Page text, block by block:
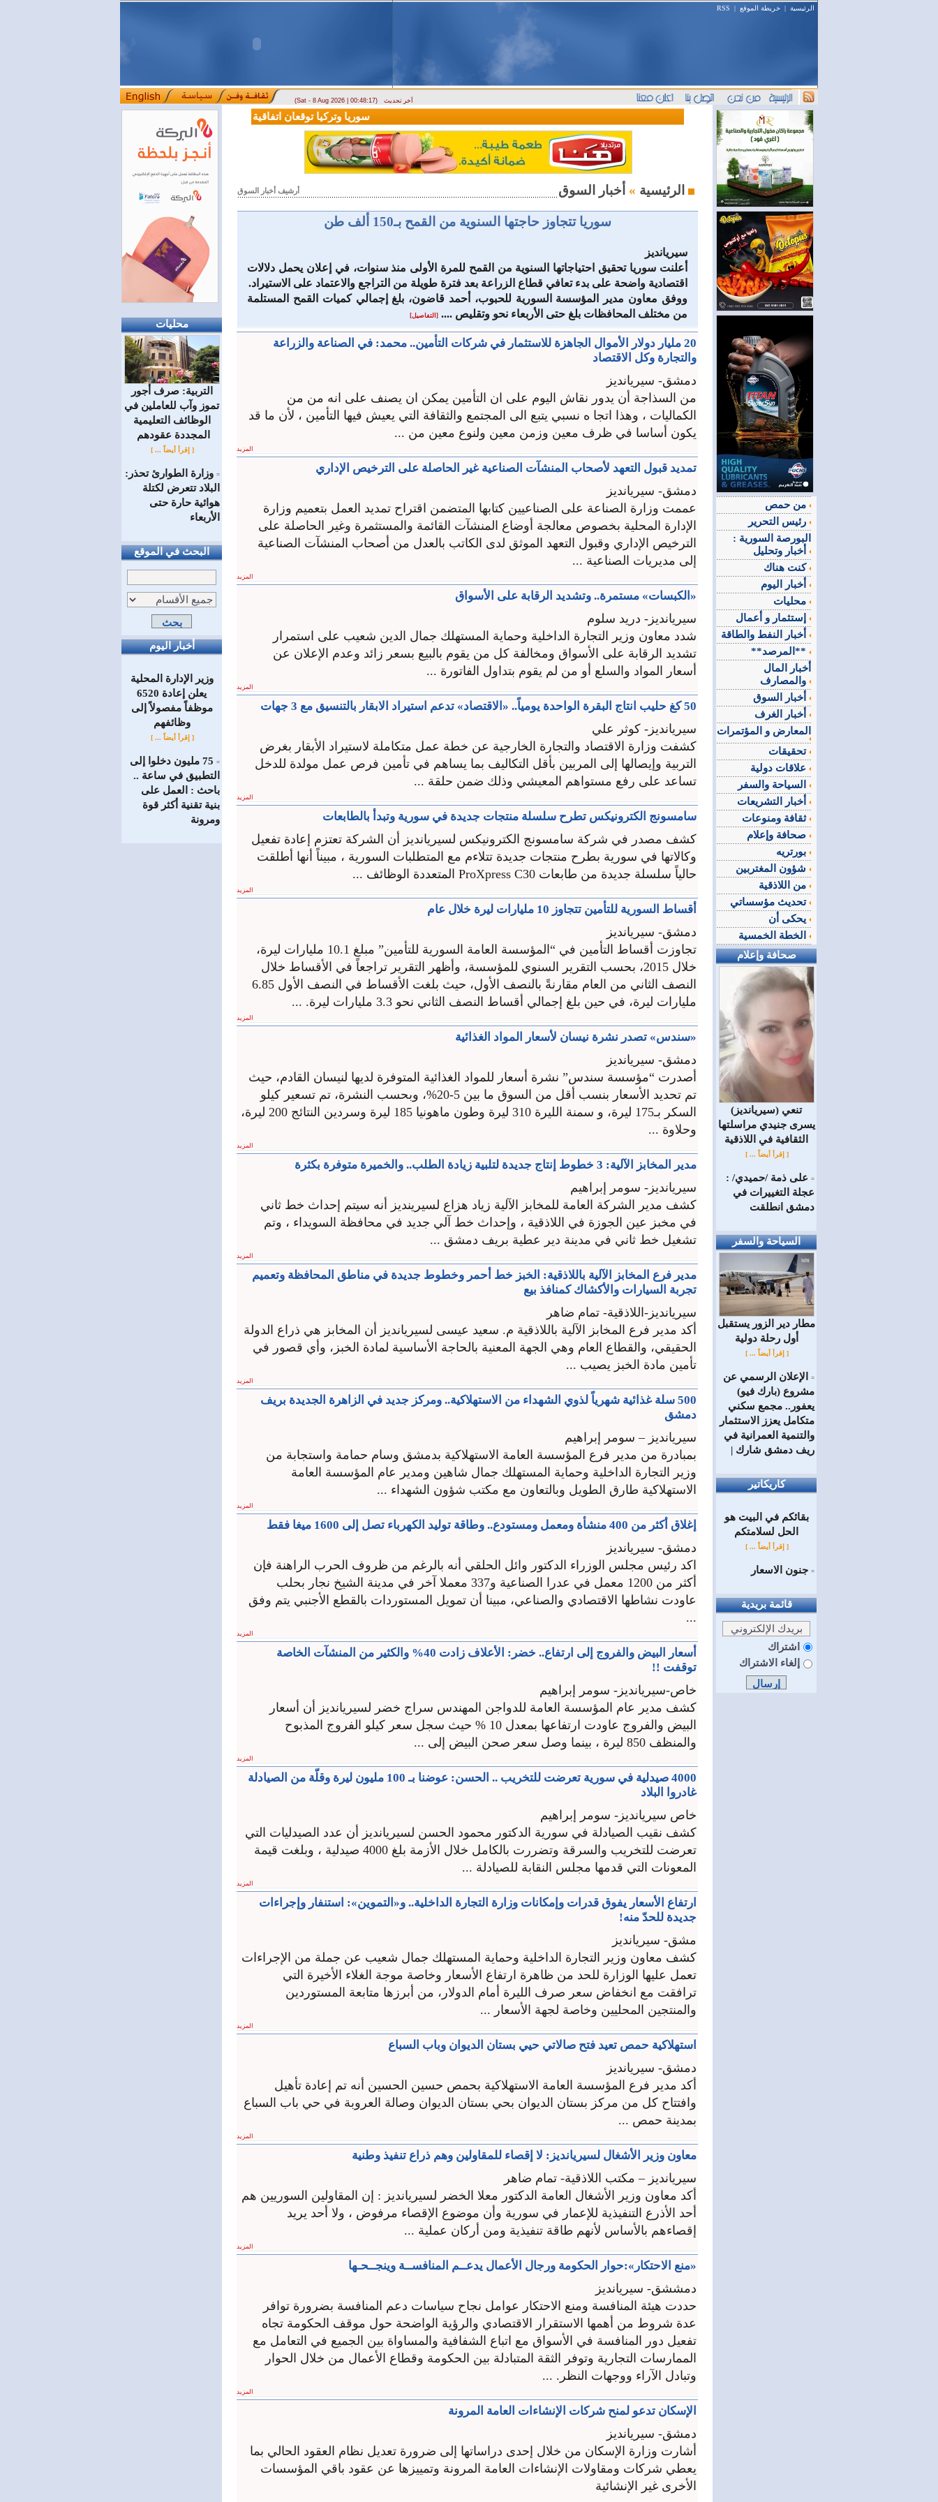
الرئيسية | خريطة الموقع |
RSS
(Sat - 8 Aug 2026 | 00:48:17) آخر تحديث
محليات
التربية: صرف أجور
تموز وآب للعاملين في
الوظائف ‏التعليمية
المجددة عقودهم ‏
[ إقرأ أيضاً ... ]
= وزارة الطوارئ تحذر:
البلاد تتعرض لكتلة
هوائية حارة حتى
الأربعاء
البحث في الموقع
أخبار اليوم
وزير الإدارة المحلية
يعلن إعادة 6520
موظفاً مفصولاً إلى
‏وظائفهم
[ إقرأ أيضاً ... ]
=
75 مليون دخلوا إلى
التطبيق في ساعة ..
باحث : العمل على
بنية تقنية أكثر قوة
ومرونة
سوريا وتركيا توقعان اتفاقية تعاون في مجالي التعليم العالي والبحث العلمي
أرشيف أخبار السوق الرئيسية »
سوريا تتجاوز حاجتها السنوية من القمح بـ150 ألف طن
سيريانديز
أعلنت سوريا تحقيق احتياجاتها السنوية من القمح للمرة الأولى منذ سنوات، في إعلان يحمل دلالات
اقتصادية واضحة على بدء تعافي قطاع الزراعة بعد فترة طويلة من التراجع والاعتماد على الاستيراد.
ووفق معاون مدير المؤسسة السورية للحبوب، أحمد قاضون، بلغ إجمالي كميات القمح المستلمة
من مختلف المحافظات بلغ حتى الأربعاء نحو وتقليص ....[التفاصيل]
20 مليار دولار الأموال الجاهزة للاستثمار في شركات التأمين.. محمد: في الصناعة والزراعة
والتجارة وكل الاقتصاد
دمشق- سيريانديز
من السذاجة أن يدور نقاش اليوم على ان التأمين يمكن ان يصنف على انه من من
الكماليات ، وهذا اتجا ه نسبي يتبع الى المجتمع والثقافة التي يعيش فيها التأمين ، لأن ما قد
يكون أساسا في ظرف معين وزمن معين ولنوع معين من ...
المزيد
تمديد قبول التعهد لأصحاب المنشآت الصناعية غير الحاصلة على الترخيص الإداري
دمشق- سيريانديز
عممت وزارة الصناعة على الصناعيين كتابها المتضمن اقتراح تمديد العمل بتعميم وزارة
الإدارة المحلية بخصوص معالجة أوضاع المنشآت القائمة والمستثمرة وغير الحاصلة على
الترخيص الإداري وقبول التعهد الموثق لدى الكاتب بالعدل من أصحاب المنشآت الصناعية
إلى مديريات الصناعية ...
المزيد
«الكبسات» مستمرة.. وتشديد الرقابة على الأسواق
سيريانديز- دريد سلوم
شدد معاون وزير التجارة الداخلية وحماية المستهلك جمال الدين شعيب على استمرار
تشديد الرقابة على الأسواق ومخالفة كل من يقوم بالبيع بسعر زائد وعدم الإعلان عن
أسعار المواد والسلع أو من لم يقوم بتداول الفاتورة ...
المزيد
50 كغ حليب انتاج البقرة الواحدة يومياً.. «الاقتصاد» تدعم استيراد الابقار بالتنسيق مع 3 جهات
سيريانديز- كوثر علي
كشفت وزارة الاقتصاد والتجارة الخارجية عن خطة عمل متكاملة لاستيراد الأبقار بغرض
التربية وإيصالها إلى المربين بأقل التكاليف بما يساهم في تأمين فرص عمل مولدة للدخل
تساعد على رفع مستواهم المعيشي وذلك ضمن حلقة ...
المزيد
سامسونج الكترونيكس تطرح سلسلة منتجات جديدة في سورية وتبدأ بالطابعات
كشف مصدر في شركة سامسونج الكترونيكس لسيريانديز أن الشركة تعتزم إعادة تفعيل
وكالاتها في سورية بطرح منتجات جديدة تتلاءم مع المتطلبات السورية ، مبيناً أنها أطلقت
حالياً سلسلة جديدة من طابعات ProXpress C30 المتعددة الوظائف ...
المزيد
أقساط السورية للتأمين تتجاوز 10 مليارات ليرة خلال عام
دمشق- سيريانديز
تجاوزت أقساط التأمين في “المؤسسة العامة السورية للتأمين” مبلغ 10.1 مليارات ليرة،
خلال 2015، بحسب التقرير السنوي للمؤسسة، وأظهر التقرير تراجعاً في الأقساط خلال
النصف الثاني من العام مقارنةً بالنصف الأول، حيث بلغت الأقساط في النصف الأول 6.85
مليارات ليرة، في حين بلغ إجمالي أقساط النصف الثاني نحو 3.3 مليارات ليرة. ...
المزيد
«سندس» تصدر نشرة نيسان لأسعار المواد الغذائية
دمشق- سيريانديز
أصدرت “مؤسسة سندس” نشرة أسعار للمواد الغذائية المتوفرة لديها لنيسان القادم، حيث
تم تحديد الأسعار بنسب أقل من السوق ما بين 5-20%، وبحسب النشرة، تم تسعير كيلو
السكر بـ175 ليرة، و سمنة الليرة 310 ليرة وطون ماهونيا 185 ليرة وسردين النتائج 200 ليرة،
وحلاوة ...
المزيد
مدير المخابز الآلية: 3 خطوط إنتاج جديدة لتلبية زيادة الطلب.. والخميرة متوفرة بكثرة
سيريانديز- سومر إبراهيم
كشف مدير الشركة العامة للمخابز الآلية زياد هزاع لسيرينديز أنه سيتم إحداث خط ثاني
في مخبز عين الجوزة في اللاذقية ، وإحداث خط آلي جديد في محافظة السويداء ، وتم
تشغيل خط ثاني في مدينة دير عطية بريف دمشق ...
المزيد
مدير فرع المخابز الآلية باللاذقية: الخبز خط أحمر وخطوط جديدة في مناطق المحافظة وتعميم
تجربة السيارات والأكشاك كمنافذ بيع
سيريانديز-اللاذقية- تمام ضاهر
أكد مدير فرع المخابز الآلية باللاذقية م. سعيد عيسى لسيريانديز أن المخابز هي ذراع الدولة
الحقيقي، والقطاع العام وهي الجهة المعنية بالحاجة الأساسية لمادة الخبز، وأي قصور في
تأمين مادة الخبز يصيب ...
المزيد
500 سلة غذائية شهرياً لذوي الشهداء من الاستهلاكية.. ومركز جديد في الزاهرة الجديدة بريف
دمشق
سيريانديز – سومر إبراهيم
بمبادرة من مدير فرع المؤسسة العامة الاستهلاكية بدمشق وسام حمامة واستجابة من
وزير التجارة الداخلية وحماية المستهلك جمال شاهين ومدير عام المؤسسة العامة
الاستهلاكية طارق الطويل وبالتعاون مع مكتب شؤون الشهداء ...
المزيد
إغلاق أكثر من 400 منشأة ومعمل ومستودع.. وطاقة توليد الكهرباء تصل إلى 1600 ميغا فقط
دمشق- سيريانديز
اكد رئيس مجلس الوزراء الدكتور وائل الحلقي أنه بالرغم من ظروف الحرب الراهنة فإن
أكثر من 1200 معمل في عدرا الصناعية و337 معملا آخر في مدينة الشيخ نجار بحلب
عاودت نشاطها الاقتصادي والصناعي، مبينا أن تمويل المستوردات بالقطع الأجنبي يتم وفق
...
المزيد
أسعار البيض والفروج إلى ارتفاع.. خضر: الأعلاف زادت 40% والكثير من المنشآت الخاصة
توقفت !!
خاص-سيريانديز- سومر إبراهيم
كشف مدير عام المؤسسة العامة للدواجن المهندس سراج خضر لسيريانديز أن أسعار
البيض والفروج عاودت ارتفاعها بمعدل 10 % حيث سجل سعر كيلو الفروج المذبوح
والمنظف 850 ليرة ، بينما وصل سعر صحن البيض إلى ...
المزيد
4000 صيدلية في سورية تعرضت للتخريب .. الحسن: عوضنا بـ 100 مليون ليرة وقلّة من الصيادلة
غادروا البلاد
خاص سيريانديز- سومر إبراهيم
كشف نقيب الصيادلة في سورية الدكتور محمود الحسن لسيريانديز أن عدد الصيدليات التي
تعرضت للتخريب والسرقة وتضررت بالكامل خلال الأزمة بلغ 4000 صيدلية ، وبلغت قيمة
المعونات التي قدمها مجلس النقابة للصيادلة ...
المزيد
ارتفاع الأسعار يفوق قدرات وإمكانات وزارة التجارة الداخلية.. و«التموين»: استنفار وإجراءات
جديدة للحدّ منه!
مشق- سيريانديز
كشف معاون وزير التجارة الداخلية وحماية المستهلك جمال شعيب عن جملة من الإجراءات
تعمل عليها الوزارة للحد من ظاهرة ارتفاع الأسعار وخاصة موجة الغلاء الأخيرة التي
ترافقت مع انخفاض سعر صرف الليرة أمام الدولار، من أبرزها متابعة المستوردين
والمنتجين المحليين وخاصة لجهة الأسعار ...
المزيد
استهلاكية حمص تعيد فتح صالاتي حيي بستان الديوان وباب السباع
دمشق- سيريانديز
أكد مدير فرع المؤسسة العامة الاستهلاكية بحمص حسين الحسين أنه تم إعادة تأهيل
وافتتاح كل من مركز بستان الديوان بحي بستان الديوان وصالة العروبة في حي باب السباع
بمدينة حمص ...
المزيد
معاون وزير الأشغال لسيريانديز: لا إقصاء للمقاولين وهم ذراع تنفيذ وطنية
سيريانديز – مكتب اللاذقية- تمام ضاهر
أكد معاون وزير الأشغال العامة الدكتور معلا الخضر لسيريانديز : إن المقاولين السوريين هم
أحد الأذرع التنفيذية للإعمار في سورية وأن موضوع الإقصاء مرفوض ، ولا أحد يريد
إقصاءهم بالأساس لأنهم طاقة تنفيذية ومن أركان عملية ...
المزيد
«منع الاحتكار»:حوار الحكومة ورجال الأعمال يدعــم المنافســة وينجــحـها
دمششق- سيريانديز
حددت هيئة المنافسة ومنع الاحتكار عوامل نجاح سياسات دعم المنافسة بضرورة توافر
عدة شروط من أهمها الاستقرار الاقتصادي والرؤية الواضحة حول موقف الحكومة تجاه
تفعيل دور المنافسة في الأسواق مع اتباع الشفافية والمساواة بين الجميع في التعامل مع
الممارسات التجارية وتوفر الثقة المتبادلة بين الحكومة وقطاع الأعمال من خلال الحوار
وتبادل الآراء ووجهات النظر. ...
المزيد
الإسكان تدعو لمنح شركات الإنشاءات العامة المرونة
دمشق- سيريانديز
أشارت وزارة الإسكان من خلال إحدى دراساتها إلى ضرورة تعديل نظام العقود الحالي بما
يعطي شركات ومقاولات الإنشاءات العامة المرونة وتمييزها عن عقود باقي المؤسسات
الأخرى غير الإنشائية
البورصة السورية :
كنت هناك
**المرصد**
أخبار المال
المعارض و المؤتمرات
تحقيقات
ثقافة ومنوعات
تحديث مؤسساتي
صحافة وإعلام
(سيريانديز) تنعي
يسرى جنيدي مراسلتها
الثقافية في اللاذقية
[ إقرأ أيضاً ... ]
= على ذمة /حميدي/ :
عجلة التغييرات في
دمشق انطلقت
السياحة والسفر
مطار دير الزور يستقبل
أول رحلة دولية
[ إقرأ أيضاً ... ]
=
الإعلان الرسمي عن
مشروع (بارك فيو)
يعفور.. مجمع سكني
متكامل يعزز الاستثمار
والتنمية العمرانية في
ريف دمشق شارك |
كاريكاتير
بقائكم في البيت هو
الحل لسلامتكم
[ إقرأ أيضاً ... ]
= جنون الاسعار
قائمة بريدية
اشتراك
إلغاء الاشتراك